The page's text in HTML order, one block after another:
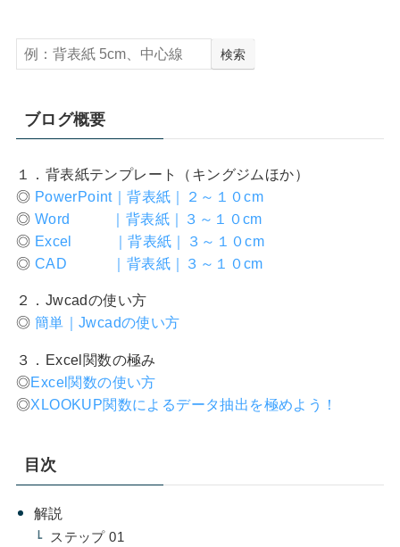
検索
ブログ概要
１．背表紙テンプレート（キングジムほか）
◎ PowerPoint｜背表紙｜２～１０cm
◎ Word ｜背表紙｜３～１０cm
◎ Excel ｜背表紙｜３～１０cm
◎ CAD ｜背表紙｜３～１０cm
２．Jwcadの使い方
◎ 簡単｜Jwcadの使い方
３．Excel関数の極み
◎Excel関数の使い方
◎XLOOKUP関数によるデータ抽出を極めよう！
目次
解説
ステップ 01